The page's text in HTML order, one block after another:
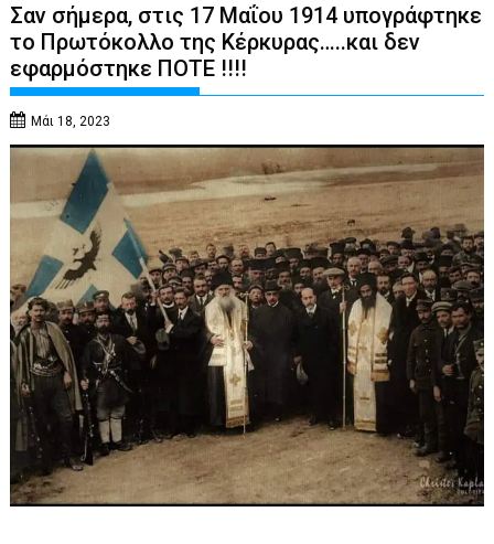
Σαν σήμερα, στις 17 Μαΐου 1914 υπογράφτηκε
το Πρωτόκολλο της Κέρκυρας…..και δεν
εφαρμόστηκε ΠΟΤΕ !!!!
Μάι 18, 2023